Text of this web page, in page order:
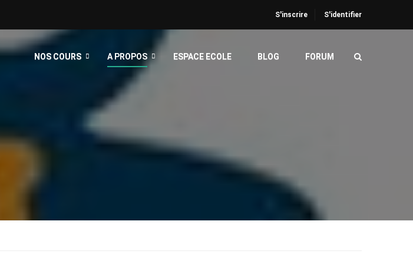
S'inscrire S'identifier
NOS COURS A PROPOS ESPACE ECOLE BLOG FORUM